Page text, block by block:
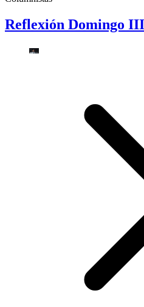
Reflexión Domingo III